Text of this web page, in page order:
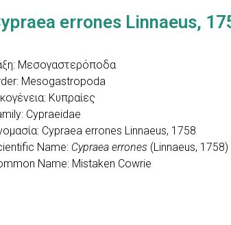
errones Linnaeus,
Mεσογαστερόποδα
Mesogastropoda
Κυπραίες
Cypraeidae
Cypraea errones Linnaeus, 1758
Name: Cypraea errones (Linnaeus, 1758)
Name: Mistaken Cowrie